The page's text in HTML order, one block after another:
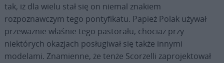
tak, iż dla wielu stał się on niemal znakiem
rozpoznawczym tego pontyfikatu. Papież Polak używał
przeważnie właśnie tego pastorału, chociaż przy
niektórych okazjach posługiwał się także innymi
modelami. Znamienne, że tenże Scorzelli zaprojektował